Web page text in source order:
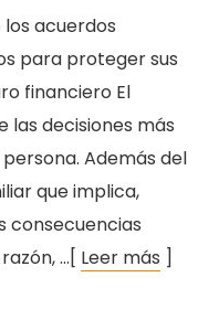
acuerdos
para proteger sus
financiero El
decisiones más
Además del
que implica,
consecuencias
…[ Leer más ]